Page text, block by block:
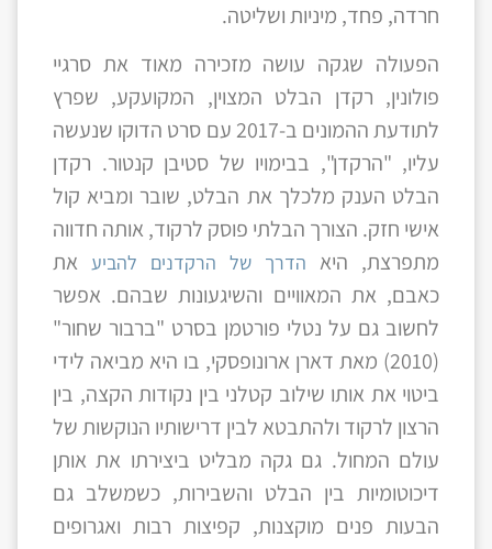
חרדה, פחד, מיניות ושליטה.
הפעולה שגקה עושה מזכירה מאוד את סרגיי
פולונין, רקדן הבלט המצוין, המקועקע, שפרץ
לתודעת ההמונים ב-2017 עם סרט הדוקו שנעשה
עליו, "הרקדן", בבימויו של סטיבן קנטור. רקדן
הבלט הענק מלכלך את הבלט, שובר ומביא קול
אישי חזק. הצורך הבלתי פוסק לרקוד, אותה חדווה
מתפרצת, היא הדרך של הרקדנים להביע את
כאבם, את המאוויים והשיגעונות שבהם. אפשר
לחשוב גם על נטלי פורטמן בסרט "ברבור שחור"
(2010) מאת דארן ארונופסקי, בו היא מביאה לידי
ביטוי את אותו שילוב קטלני בין נקודות הקצה, בין
הרצון לרקוד ולהתבטא לבין דרישותיו הנוקשות של
עולם המחול. גם גקה מבליט ביצירתו את אותן
דיכוטומיות בין הבלט והשבירות, כשמשלב גם
הבעות פנים מוקצנות, קפיצות רבות ואגרופים